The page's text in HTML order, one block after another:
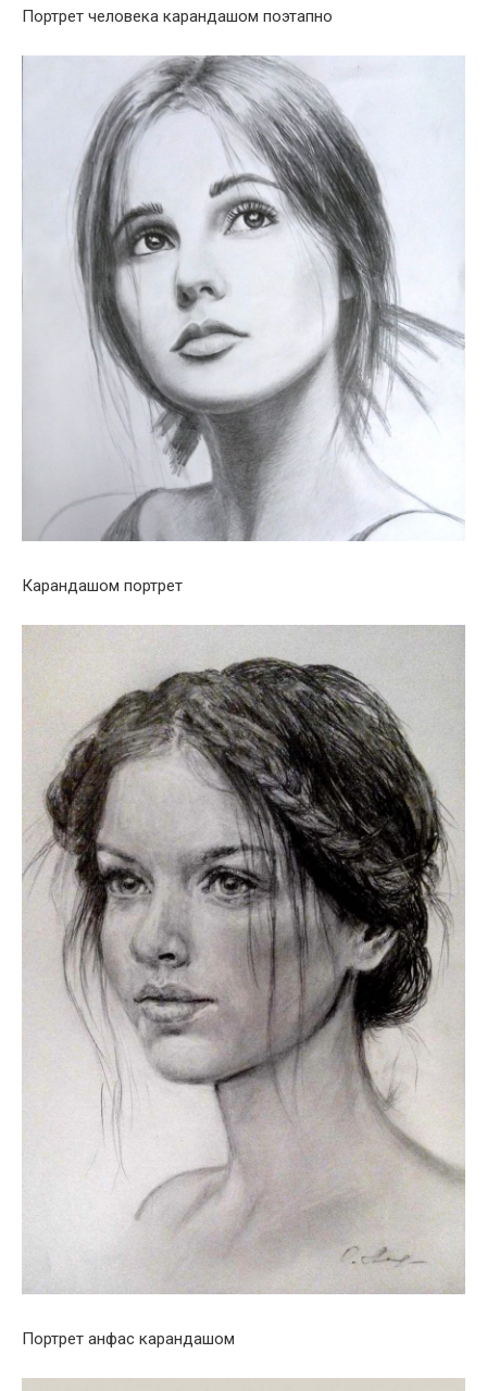
Портрет человека карандашом поэтапно
Карандашом портрет
Портрет анфас карандашом